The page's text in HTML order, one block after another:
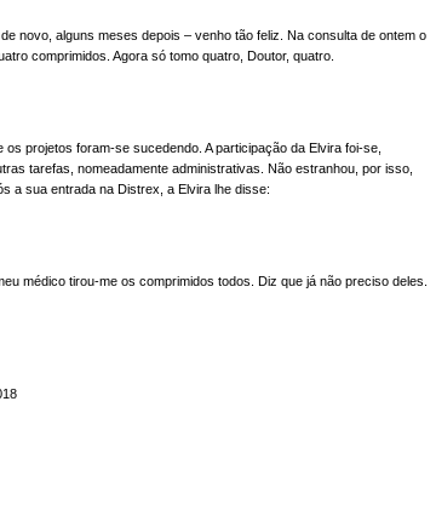
novo, alguns meses depois – venho tão feliz. Na consulta de ontem o
comprimidos. Agora só tomo quatro, Doutor, quatro.
projetos foram-se sucedendo. A participação da Elvira foi-se,
tarefas, nomeadamente administrativas. Não estranhou, por isso,
a sua entrada na Distrex, a Elvira lhe disse:
médico tirou-me os comprimidos todos. Diz que já não preciso deles.